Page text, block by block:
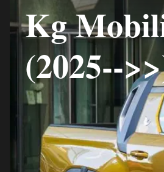
Kg
(2025--